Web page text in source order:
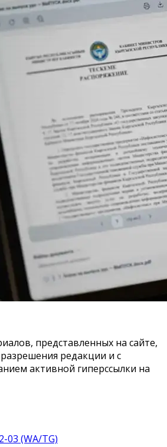
представленных на сайте,
редакции и с
активной гиперссылки на
03 (WA/TG)